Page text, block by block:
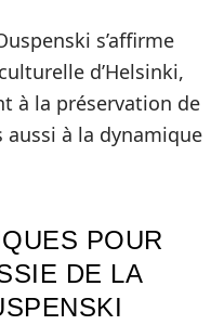
s’affirme
d’Helsinki,
à la préservation de
aussi à la dynamique
POUR
DE LA